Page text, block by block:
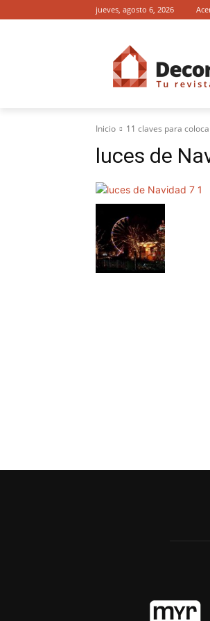
jueves, agosto 6, 2026
Inicio 11 claves para
luces de